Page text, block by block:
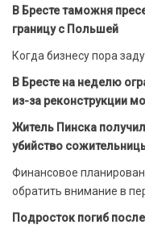
В Бресте таможня
границу с Польшей
Когда бизнесу пора
В Бресте на неделю
из-за реконструкции
Житель Пинска
убийство
Финансовое
обратить внимание в
Подросток погиб